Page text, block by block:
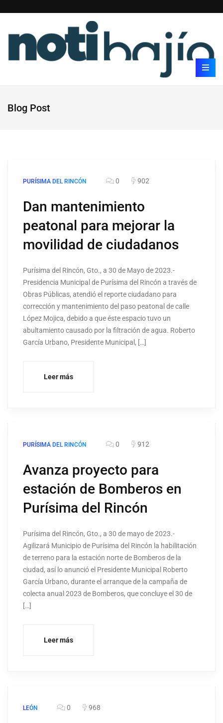
Blog Post
PURÍSIMA DEL RINCÓN 0 902
Dan mantenimiento
peatonal para mejorar la
movilidad de ciudadanos
Purísima del Rincón, Gto., a 30 de Mayo de 2023.-
Presidencia Municipal de Purísima del Rincón a través de
Obras Públicas, atendió el reporte ciudadano para
corrección y mantenimiento del paso peatonal de calle
López Mojica, debido a que éste espacio tuvo un
abultamiento causado por la filtración de agua. Roberto
García Urbano, Presidente Municipal, […]
Leer más
PURÍSIMA DEL RINCÓN 0 912
Avanza proyecto para
estación de Bomberos en
Purísima del Rincón
Purísima del Rincón, Gto., a 30 de mayo de 2023.-
Agilizará Municipio de Purísima del Rincón la habilitación
de terreno para la estación norte de Bomberos de la
ciudad, así lo anunció el Presidente Municipal Roberto
García Urbano, durante el arranque de la campaña de
colecta anual 2023 de Bomberos, que concluye el 30 de
[…]
Leer más
LEÓN 0 968